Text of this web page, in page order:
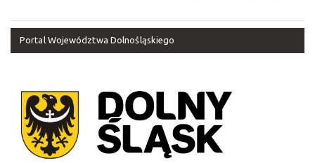
Portal Województwa Dolnośląskiego